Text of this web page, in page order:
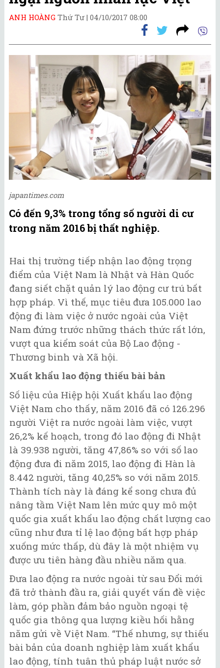
ANH HOÀNG Thứ Tư | 04/10/2017 08:00
japantimes.com
Có đến 9,3% trong tổng số người di cư
trong năm 2016 bị thất nghiệp.
Hai thị trường tiếp nhận lao động trọng
điểm của Việt Nam là Nhật và Hàn Quốc
đang siết chặt quản lý lao động cư trú bất
hợp pháp. Vì thế, mục tiêu đưa 105.000 lao
động đi làm việc ở nước ngoài của Việt
Nam đứng trước những thách thức rất lớn,
vượt qua kiểm soát của Bộ Lao động -
Thương binh và Xã hội.
Xuất khẩu lao động thiếu bài bản
Số liệu của Hiệp hội Xuất khẩu lao động
Việt Nam cho thấy, năm 2016 đã có 126.296
người Việt ra nước ngoài làm việc, vượt
26,2% kế hoạch, trong đó lao động đi Nhật
là 39.938 người, tăng 47,86% so với số lao
động đưa đi năm 2015, lao động đi Hàn là
8.442 người, tăng 40,25% so với năm 2015.
Thành tích này là đáng kể song chưa đủ
nâng tầm Việt Nam lên mức quy mô một
quốc gia xuất khẩu lao động chất lượng cao
cũng như đưa tỉ lệ lao động bất hợp pháp
xuống mức thấp, dù đây là một nhiệm vụ
được ưu tiên hàng đầu nhiều năm qua.
Đưa lao động ra nước ngoài từ sau Đổi mới
đã trở thành đầu ra, giải quyết vấn đề việc
làm, góp phần đảm bảo nguồn ngoại tệ
quốc gia thông qua lượng kiều hối hằng
năm gửi về Việt Nam. “Thế nhưng, sự thiếu
bài bản của doanh nghiệp làm xuất khẩu
lao động, tính tuân thủ pháp luật nước sở